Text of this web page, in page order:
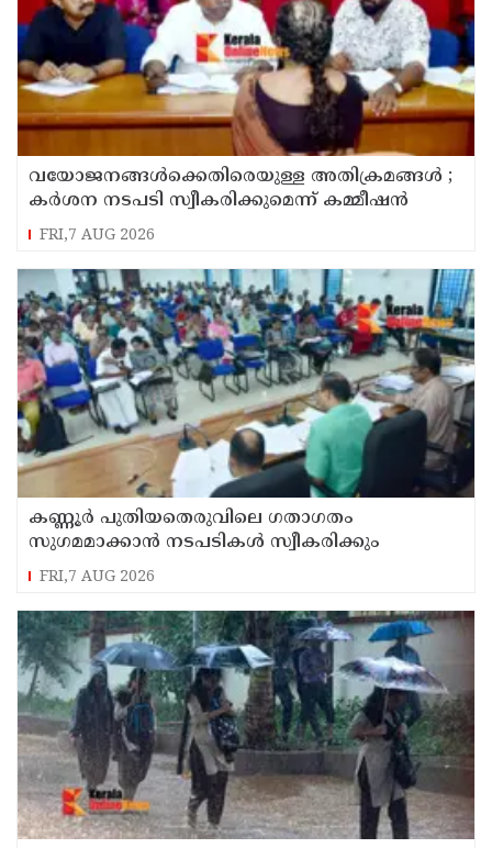
വയോജനങ്ങൾക്കെതിരെയുള്ള അതിക്രമങ്ങൾ ;
കർശന നടപടി സ്വീകരിക്കുമെന്ന് കമ്മീഷൻ
FRI,7 AUG 2026
കണ്ണൂർ പുതിയതെരുവിലെ ഗതാഗതം
സുഗമമാക്കാന്‍ നടപടികള്‍ സ്വീകരിക്കും
FRI,7 AUG 2026